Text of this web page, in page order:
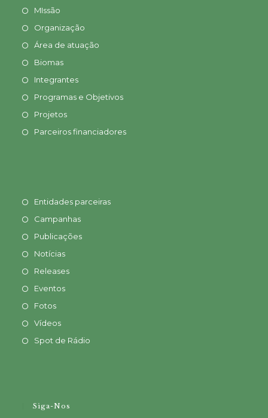
MIssão
Organização
Área de atuação
Biomas
Integrantes
Programas e Objetivos
Projetos
Parceiros financiadores
Entidades parceiras
Campanhas
Publicações
Notícias
Releases
Eventos
Fotos
Vídeos
Spot de Rádio
Siga-Nos